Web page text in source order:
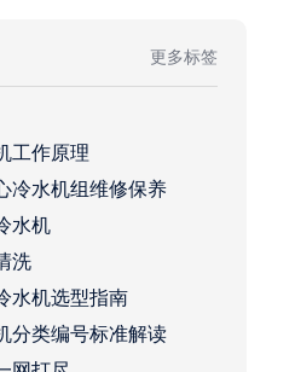
更多标签
工作原理
冷水机组维修保养
水机
洗
水机选型指南
分类编号标准解读